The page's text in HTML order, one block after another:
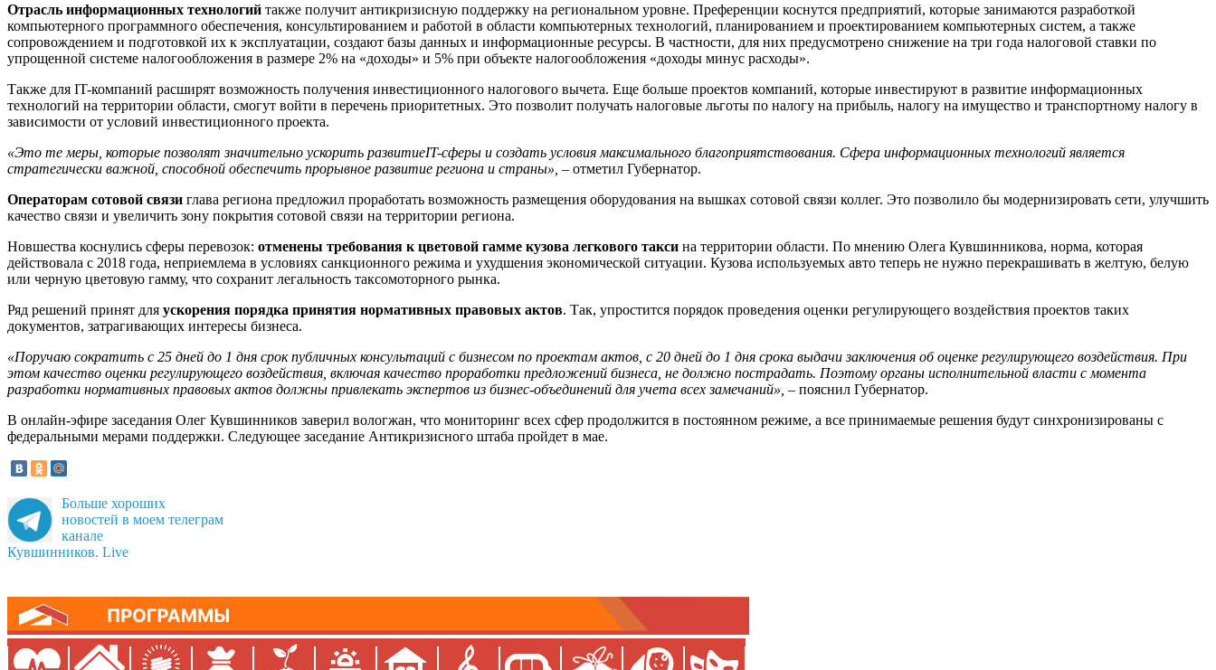
Отрасль информационных технологий также получит антикризисную поддержку на региональном уровне. Преференции коснутся предприятий, которые занимаются разработкой
компьютерного программного обеспечения, консультированием и работой в области компьютерных технологий, планированием и проектированием компьютерных систем, а также
сопровождением и подготовкой их к эксплуатации, создают базы данных и информационные ресурсы. В частности, для них предусмотрено снижение на три года налоговой ставки по
упрощенной системе налогообложения в размере 2% на «доходы» и 5% при объекте налогообложения «доходы минус расходы».
Также для IT-компаний расширят возможность получения инвестиционного налогового вычета. Еще больше проектов компаний, которые инвестируют в развитие информационных
технологий на территории области, смогут войти в перечень приоритетных. Это позволит получать налоговые льготы по налогу на прибыль, налогу на имущество и транспортному налогу в
зависимости от условий инвестиционного проекта.
«Это те меры, которые позволят значительно ускорить развитиеIT-сферы и создать условия максимального благоприятствования. Сфера информационных технологий является
стратегически важной, способной обеспечить прорывное развитие региона и страны», – отметил Губернатор.
Операторам сотовой связи глава региона предложил проработать возможность размещения оборудования на вышках сотовой связи коллег. Это позволило бы модернизировать сети, улучшить
качество связи и увеличить зону покрытия сотовой связи на территории региона.
Новшества коснулись сферы перевозок: отменены требования к цветовой гамме кузова легкового такси на территории области. По мнению Олега Кувшинникова, норма, которая
действовала с 2018 года, неприемлема в условиях санкционного режима и ухудшения экономической ситуации. Кузова используемых авто теперь не нужно перекрашивать в желтую, белую
или черную цветовую гамму, что сохранит легальность таксомоторного рынка.
Ряд решений принят для ускорения порядка принятия нормативных правовых актов. Так, упростится порядок проведения оценки регулирующего воздействия проектов таких
документов, затрагивающих интересы бизнеса.
«Поручаю сократить с 25 дней до 1 дня срок публичных консультаций с бизнесом по проектам актов, с 20 дней до 1 дня срока выдачи заключения об оценке регулирующего воздействия. При
этом качество оценки регулирующего воздействия , включая качество проработки предложений бизнеса, не должно пострадать. Поэтому органы исполнительной власти с момента
разработки нормативных правовых актов должны привлекать экспертов из бизнес-объединений для учета всех замечаний», – пояснил Губернатор.
В онлайн-эфире заседания Олег Кувшинников заверил вологжан, что мониторинг всех сфер продолжится в постоянном режиме, а все принимаемые решения будут синхронизированы с
федеральными мерами поддержки. Следующее заседание Антикризисного штаба пройдет в мае.
Больше хороших
новостей в моем телеграм
канале
Кувшинников. Live